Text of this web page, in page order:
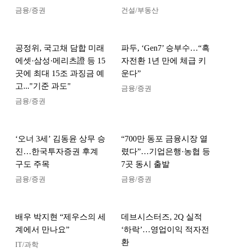
금융/증권 건설/부동산
공정위, 국고채 담합 미래
에셋·삼성·메리츠證 등 15
곳에 최대 15조 과징금 예
고..."기준 과도"
금융/증권
파두, ‘Gen7’ 승부수…“흑
자전환 1년 만에 체급 키
운다”
금융/증권
‘오너 3세’ 김동윤 상무 승
진…한국투자증권 후계
구도 주목
금융/증권
“700만 동포 금융시장 열
렸다”…기업은행·농협 등
7곳 동시 출발
금융/증권
배우 박지현 “제우스의 세
계에서 만나요”
IT/과학
데브시스터즈, 2Q 실적
‘하락’…영업이익 적자전
환